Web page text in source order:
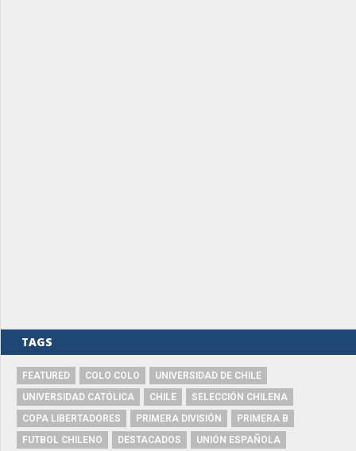
TAGS
FEATURED COLO COLO
UNIVERSIDAD DE CHILE
UNIVERSIDAD CATÓLICA
CHILE
SELECCIÓN CHILENA
COPA LIBERTADORES
PRIMERA DIVISIÓN
PRIMERA B
FUTBOL CHILENO
DESTACADOS
UNIÓN ESPAÑOLA